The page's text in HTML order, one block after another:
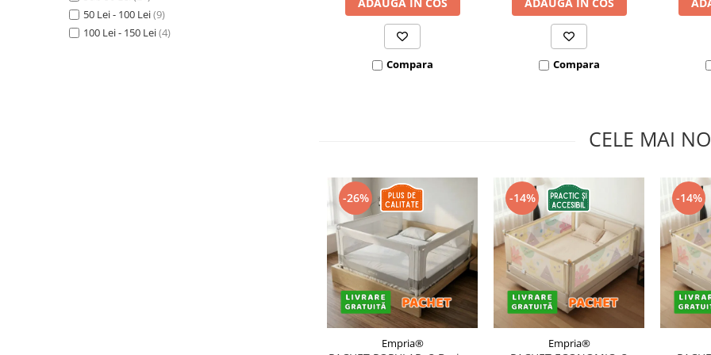
Somnul bebelusului
Carucioare si scaune auto
50 Lei - 100 Lei(9)
100 Lei - 150 Lei(4)
Compara Compara
CELE MAI
-26%
Empria®
-14%
Empria®
-14%